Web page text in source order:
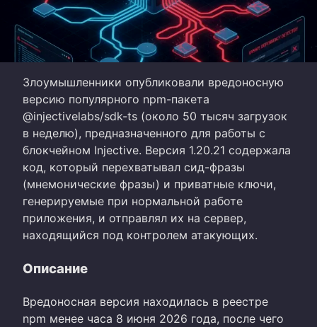
Злоумышленники опубликовали вредоносную
версию популярного npm-пакета
@injectivelabs/sdk-ts (около 50 тысяч загрузок
в неделю), предназначенного для работы с
блокчейном Injective. Версия 1.20.21 содержала
код, который перехватывал сид-фразы
(мнемонические фразы) и приватные ключи,
генерируемые при нормальной работе
приложения, и отправлял их на сервер,
находящийся под контролем атакующих.
Описание
Вредоносная версия находилась в реестре
npm менее часа 8 июня 2026 года, после чего